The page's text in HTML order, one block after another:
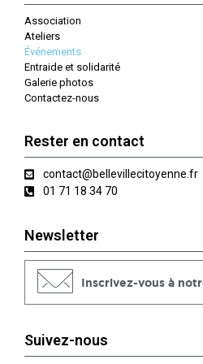
Association
Ateliers
Événements
Entraide et solidarité
Galerie photos
Contactez-nous
Rester en contact
contact@bellevillecitoyenne.fr
01 71 18 34 70
Newsletter
Inscrivez-vous à
Suivez-nous